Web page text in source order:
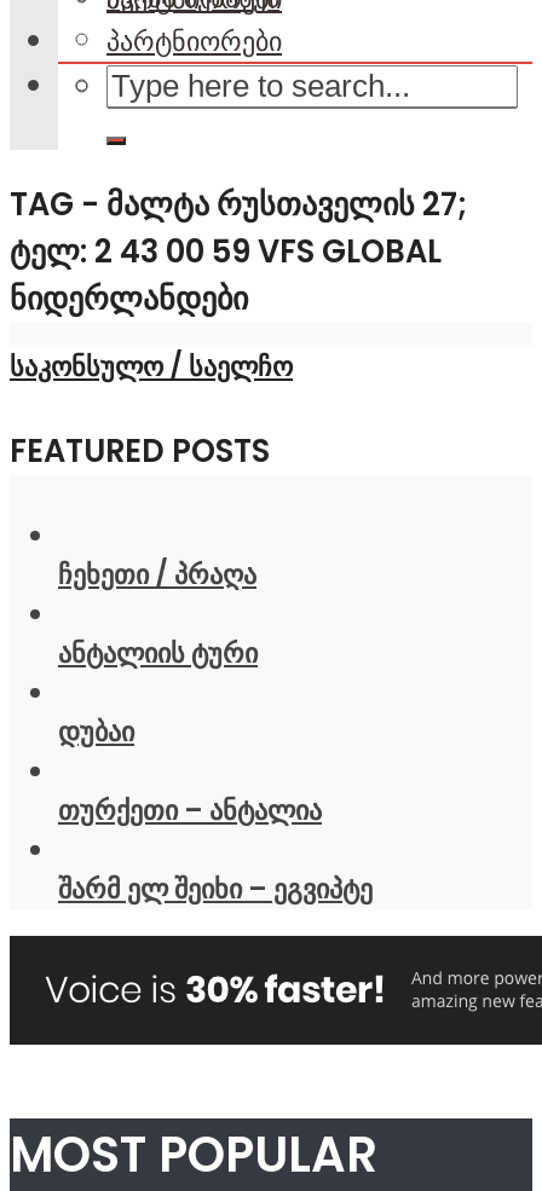
პარტნიორები
TAG - ᲛᲐᲚᲢᲐ ᲠᲣᲡᲗᲐᲕᲔᲚᲘᲡ 27;
ᲢᲔᲚ: 2 43 00 59 VFS GLOBAL
ᲜᲘᲓᲔᲠᲚᲐᲜᲓᲔᲑᲘ
საკონსულო / საელჩო
FEATURED POSTS
ჩეხეთი / პრაღა
ანტალიის ტური
დუბაი
თურქეთი – ანტალია
შარმ ელ შეიხი – ეგვიპტე
MOST POPULAR